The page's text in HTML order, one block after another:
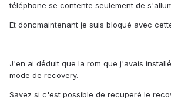
téléphone se contente seulement de
Et doncmaintenant je suis bloqué avec
J'en ai déduit que la rom que j'avais
mode de recovery.
Savez si c'est possible de recuperé le